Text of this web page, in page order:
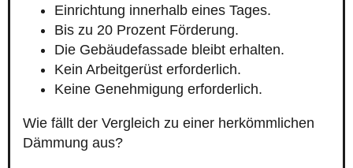
Einrichtung innerhalb eines Tages.
Bis zu 20 Prozent Förderung.
Die Gebäudefassade bleibt erhalten.
Kein Arbeitgerüst erforderlich.
Keine Genehmigung erforderlich.
Wie fällt der Vergleich zu einer herkömmlichen
Dämmung aus?